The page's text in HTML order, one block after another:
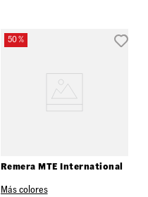
50 %
Remera MTE International
Más colores